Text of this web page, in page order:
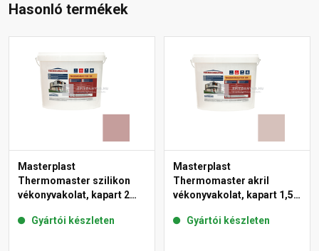
Hasonló termékek
Masterplast
Thermomaster szilikon
vékonyvakolat, kapart 2
Gyártói készleten
Masterplast
Thermomaster akril
vékonyvakolat, kapart 1,5
Gyártói készleten